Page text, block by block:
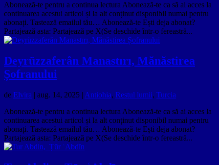
Abonează-te pentru a continua lectura Abonează-te ca să ai acces la
continuarea acestui articol și la alt conținut disponibil numai pentru
abonați. Tastează emailul tău… Abonează-te Ești deja abonat?
Partajează asta: Partajează pe X(Se deschide într-o fereastră...
Deyrüzzaferân Manastırı, Mănăstirea
Șofranului
de Elvira | aug. 14, 2025 | Antiohia, Restul lumii, Turcia
Abonează-te pentru a continua lectura Abonează-te ca să ai acces la
continuarea acestui articol și la alt conținut disponibil numai pentru
abonați. Tastează emailul tău… Abonează-te Ești deja abonat?
Partajează asta: Partajează pe X(Se deschide într-o fereastră...